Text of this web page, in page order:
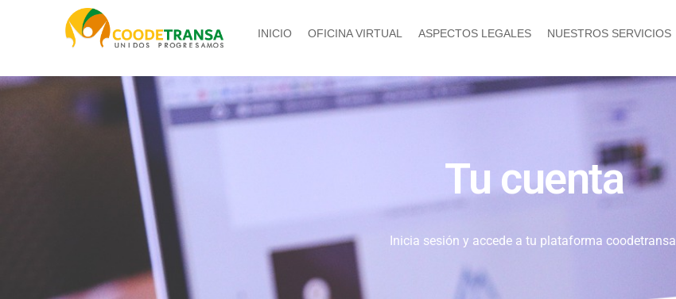
INICIO OFICINA VIRTUAL ASPECTOS LEGALES NUESTROS SERVICIOS
Tu cuenta
Inicia sesión y accede a tu plataforma coodetransa